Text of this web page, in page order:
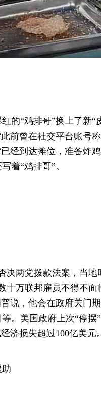
的“鸡排哥”换上了新“
前曾在社交平台账号
经到达摊位，准备炸
着“鸡排哥”。
决两党拨款法案，当地
十万联邦雇员不得不
说，他会在政府关门
。美国政府上次“停摆
济损失超过100亿美元